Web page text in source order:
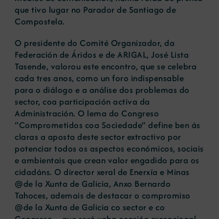
que tivo lugar no Parador de Santiago de
Compostela.
O presidente do Comité Organizador, da
Federación de Áridos e de ARIGAL, José Lista
Tasende, valorou este encontro, que se celebra
cada tres anos, como un foro indispensable
para o diálogo e a análise dos problemas do
sector, coa participación activa da
Administración. O lema do Congreso
“Comprometidos coa Sociedade” define ben ás
claras a aposta deste sector extractivo por
potenciar todos os aspectos económicos, sociais
e ambientais que crean valor engadido para os
cidadáns. O director xeral de Enerxía e Minas
@de la Xunta de Galicia, Anxo Bernardo
Tahoces, ademais de destacar o compromiso
@de la Xunta de Galicia co sector e co